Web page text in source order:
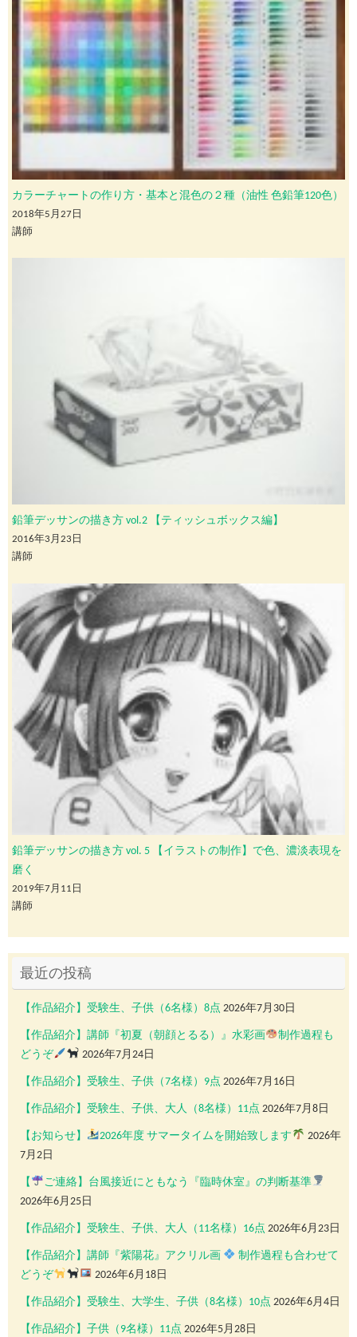
カラーチャートの作り方・基本と混色の２種（油性 色鉛筆120色）
2018年5月27日
講師
鉛筆デッサンの描き方 vol.2 【ティッシュボックス編】
2016年3月23日
講師
鉛筆デッサンの描き方 vol. 5 【イラストの制作】で色、濃淡表現を
磨く
2019年7月11日
講師
最近の投稿
【作品紹介】受験生、子供（6名様）8点 2026年7月30日
【作品紹介】講師『初夏（朝顔とるる）』水彩画
制作過程も
どうぞ
2026年7月24日
【作品紹介】受験生、子供（7名様）9点 2026年7月16日
【作品紹介】受験生、子供、大人（8名様）11点 2026年7月8日
【お知らせ】 2026年度 サマータイムを開始致します
2026年
7月2日
【
ご連絡】台風接近にともなう『臨時休室』の判断基準
2026年6月25日
【作品紹介】受験生、子供、大人（11名様）16点 2026年6月23日
【作品紹介】講師『紫陽花』アクリル画
制作過程も合わせて
どうぞ
2026年6月18日
【作品紹介】受験生、大学生、子供（8名様）10点 2026年6月4日
【作品紹介】子供（9名様）11点 2026年5月28日